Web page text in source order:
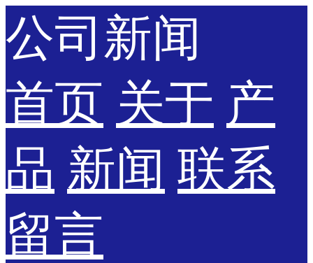
公司新闻
首页 关于 产
品 新闻 联系
留言